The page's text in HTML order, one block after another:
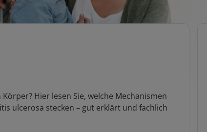
Hier lesen Sie, welche Mechanismen
ulcerosa stecken – gut erklärt und fachlich